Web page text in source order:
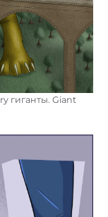
гиганты. Giant